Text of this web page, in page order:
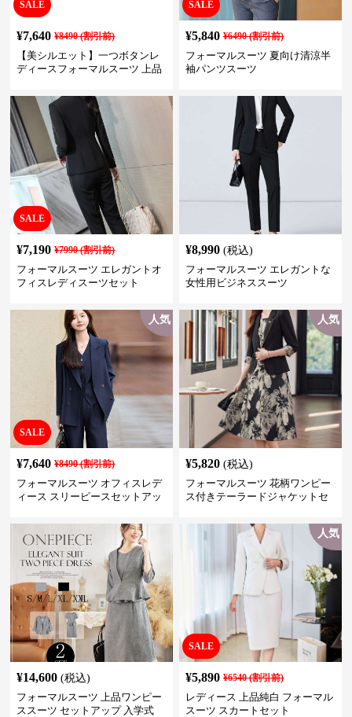
SALE
¥7,640 ¥8490(割引前)
【美シルエット】一つボタンレ
ディースフォーマルスーツ 上品
ネス・式典・会食にも＜大きい
サイズ有＞
SALE
¥5,840 ¥6490(割引前)
フォーマルスーツ 夏向け清涼半
袖パンツスーツ
SALE
¥7,190 ¥7990(割引前)
フォーマルスーツ エレガントオ
フィスレディスーツセット
¥8,990 (税込)
フォーマルスーツ エレガントな
女性用ビジネススーツ
SALE
人気
¥7,640 ¥8490(割引前)
フォーマルスーツ オフィスレデ
ィース スリーピースセットアッ
人気
¥5,820 (税込)
フォーマルスーツ 花柄ワンピー
ス付きテーラードジャケットセ
¥14,600 (税込)
フォーマルスーツ 上品ワンピー
ススーツ セットアップ 入学式
SALE
人気
¥5,890 ¥6540(割引前)
レディース 上品純白 フォーマル
スーツ スカートセット